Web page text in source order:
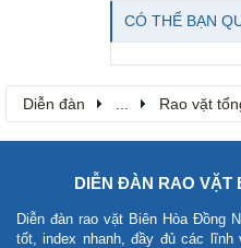
CÓ THỂ BẠN
Diễn đàn Rao vặt
DIỄN ĐÀN RAO VẶT
Diễn đàn rao vặt Biên Hòa Đồng
tốt, index nhanh, đầy đủ các lĩnh